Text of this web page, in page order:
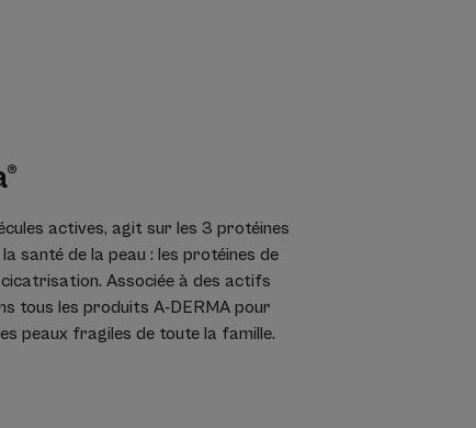
actives, agit sur les 3 protéines
santé de la peau : les protéines de
Associée à des actifs
tous les produits A-DERMA pour
peaux fragiles de toute la famille.